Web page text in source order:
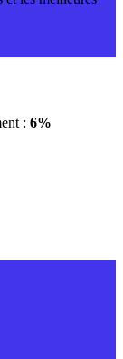
: 6%